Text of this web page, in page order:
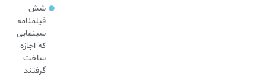
شش
فیلمنامه
سینمایی
که اجازه
ساخت
گرفتند